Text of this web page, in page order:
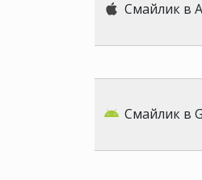
Смайлик в
Смайлик в